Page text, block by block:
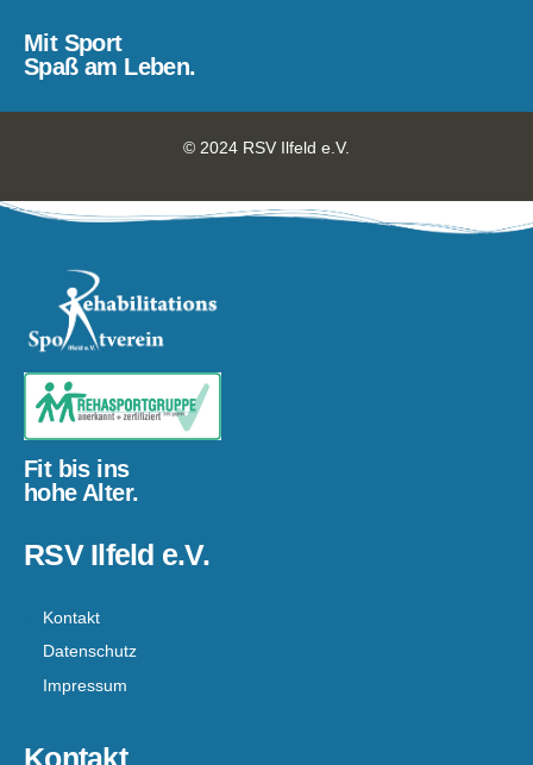
Mit Sport
Spaß am Leben.
© 2024 RSV Ilfeld e.V.
Fit bis ins
hohe Alter.
RSV Ilfeld e.V.
Kontakt
Datenschutz
Impressum
Kontakt